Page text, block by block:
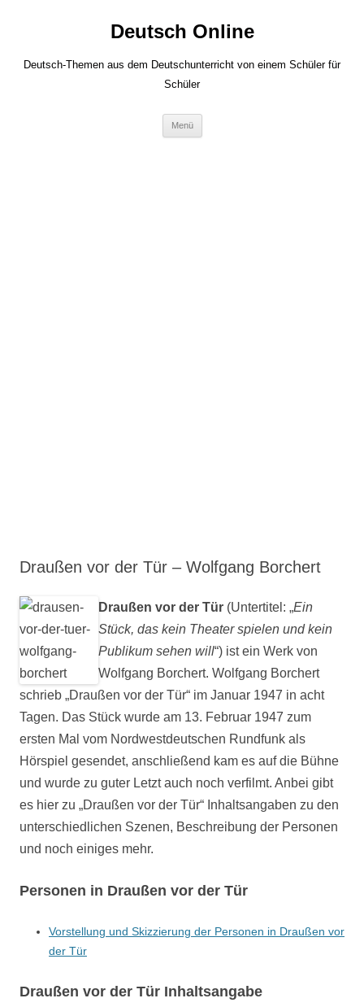
Deutsch Online
Deutsch-Themen aus dem Deutschunterricht von einem Schüler für
Schüler
Menü
Draußen vor der Tür – Wolfgang Borchert
Draußen vor der Tür (Untertitel: „Ein
Stück, das kein Theater spielen und kein
Publikum sehen will“) ist ein Werk von
Wolfgang Borchert. Wolfgang Borchert
schrieb „Draußen vor der Tür“ im Januar 1947 in acht
Tagen. Das Stück wurde am 13. Februar 1947 zum
ersten Mal vom Nordwestdeutschen Rundfunk als
Hörspiel gesendet, anschließend kam es auf die Bühne
und wurde zu guter Letzt auch noch verfilmt. Anbei gibt
es hier zu „Draußen vor der Tür“ Inhaltsangaben zu den
unterschiedlichen Szenen, Beschreibung der Personen
und noch einiges mehr.
Personen in Draußen vor der Tür
Vorstellung und Skizzierung der Personen in Draußen vor
der Tür
Draußen vor der Tür Inhaltsangabe